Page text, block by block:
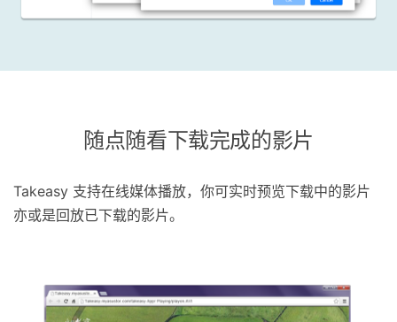
随点随看下载完成的影片
Takeasy 支持在线媒体播放，你可实时预览下载中的影片
亦或是回放已下载的影片。